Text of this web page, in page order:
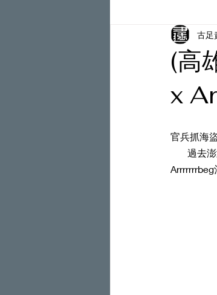
(高
x
古足
官兵抓海
Arrrrrrrbeg